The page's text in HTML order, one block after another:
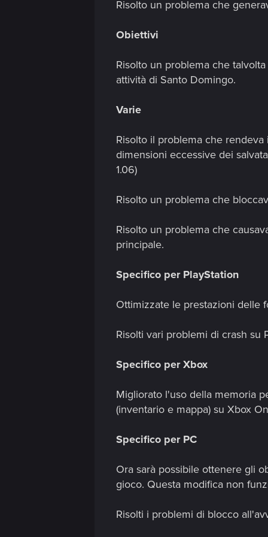
Risolto un problema che
Obiettivi
Risolto un problema che
attività di Santo Domingo.
Varie
Risolto il problema che
dimensioni eccessive dei
1.06)
Risolto un problema che
Risolto un problema che
principale.
Specifico per PlayStation
Ottimizzate le prestazioni delle
Risolti vari problemi di crash su
Specifico per Xbox
Migliorato l'uso della memoria
(inventario e mappa) su Xbox
Specifico per PC
Ora sarà possibile ottenere gli
gioco. Questa modifica non
Risolti i problemi di blocco